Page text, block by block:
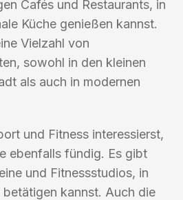
Cafés und Restaurants, in
Küche genießen kannst.
Vielzahl von
sowohl in den kleinen
als auch in modernen
und Fitness interessierst,
ebenfalls fündig. Es gibt
und Fitnessstudios, in
kannst. Auch die